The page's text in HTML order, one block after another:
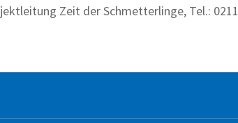
Zeit der Schmetterlinge, Tel.: